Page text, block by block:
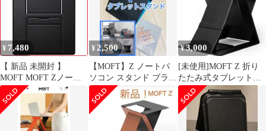
テレワークや在宅勤務
に最適 折りたたみ 収納
時の薄さ1.5cm 耐重
10kg 軽量890g 多角度調
節 簡単に切替可能 17
f2df209b
¥ 7,480
【 新品 未開封 】
MOFT MOFT Zノート
パソコンスタンド
MS0151BK01 未使用 送
料無料
¥ 2,500
【MOFT】Z ノートパ
ソコン スタンド ブラッ
ク
¥3,000
[未使用]MOFT Z 折り
たたみ式タブレットス
タンド 黒/グレー